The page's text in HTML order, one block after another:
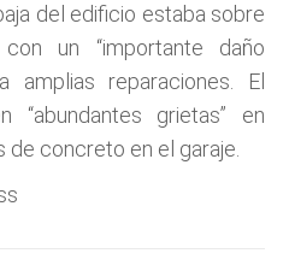
del edificio estaba sobre
un “importante daño
amplias reparaciones. El
“abundantes grietas” en
de concreto en el garaje.